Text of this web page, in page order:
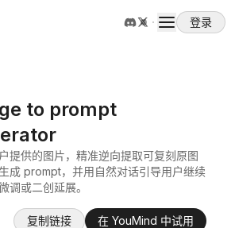
登录
to prompt
提供的图片，精准逆向提取可复刻原图
成 prompt，并用自然对话引导用户继续
调或二创延展。
复制链接
在 YouMind 中试用